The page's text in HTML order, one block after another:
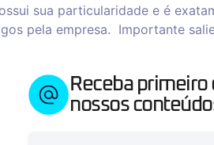
sua particularidade e é
pela empresa. Importante
Receba
nossos